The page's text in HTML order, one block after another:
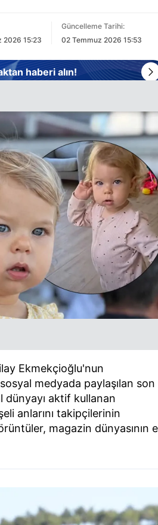
2026 15:23
Güncelleme Tarihi:
02 Temmuz 2026 15:53
haberi alın!
Ekmekçioğlu'nun
medyada paylaşılan son
dünyayı aktif kullanan
anlarını takipçilerinin
magazin dünyasının